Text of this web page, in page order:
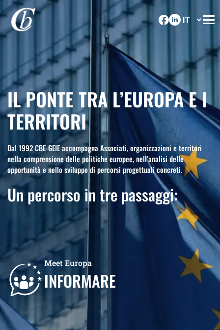
IL PONTE TRA L’EUROPA E I
TERRITORI
Dal 1992 CBE-GEIE accompagna Associati, organizzazioni e territori
nella comprensione delle politiche europee, nell’analisi delle
opportunità e nello sviluppo di percorsi progettuali concreti.
Un percorso in tre passaggi:
Meet Europa
INFORMARE